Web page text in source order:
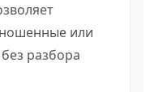
или
разбора